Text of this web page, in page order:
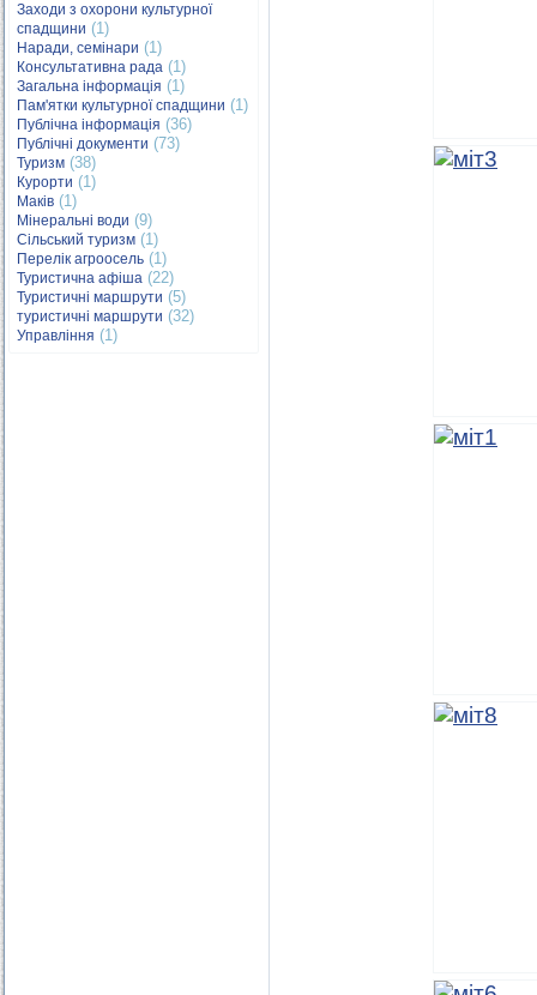
Заходи з охорони культурної
спадщини (1)
Наради, семінари (1)
Консультативна рада (1)
Загальна інформація (1)
Пам'ятки культурної спадщини (1)
Публічна інформація (36)
Публічні документи (73)
Туризм (38)
Курорти (1)
Маків (1)
Мінеральні води (9)
Сільський туризм (1)
Перелік агроосель (1)
Туристична афіша (22)
Туристичні маршрути (5)
туристичні маршрути (32)
Управління (1)